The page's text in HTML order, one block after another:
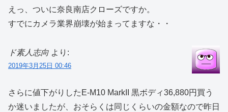
えっ、ついに奈良南店クローズですか。
すでにカメラ業界崩壊が始まってますな・・
ド素人志向 より:
2019年3月25日 00:46
さらに値下がりしたE-M10 MarkII 黒ボディ36,880円買う
か迷いましたが、おそらくは同じくらいの金額なので昨日